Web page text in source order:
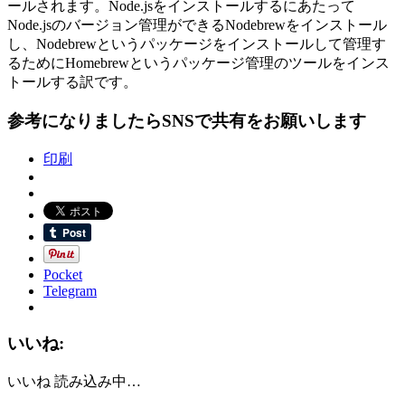
ールされます。Node.jsをインストールするにあたって
Node.jsのバージョン管理ができるNodebrewをインストール
し、Nodebrewというパッケージをインストールして管理す
るためにHomebrewというパッケージ管理のツールをインス
トールする訳です。
参考になりましたらSNSで共有をお願いします
印刷
Pocket
Telegram
いいね:
いいね 読み込み中…